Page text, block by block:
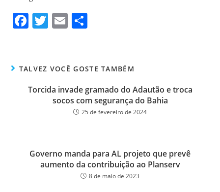
Fa
ok
T
er
E
TALVEZ VOCÊ GOSTE TAMBÉM
Torcida invade gramado do Adautão e troca
socos com segurança do Bahia
25 de fevereiro de 2024
Governo manda para AL projeto que prevê
aumento da contribuição ao Planserv
8 de maio de 2023